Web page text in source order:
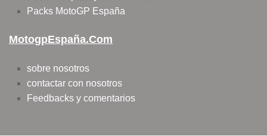
Packs MotoGP España
MotogpEspaña.com
sobre nosotros
contactar con nosotros
Feedbacks y comentarios